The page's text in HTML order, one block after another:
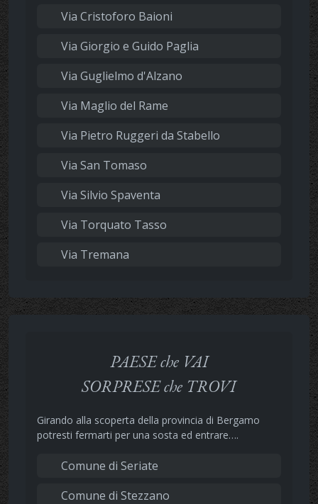
Via Cristoforo Baioni
Via Giorgio e Guido Paglia
Via Guglielmo d'Alzano
Via Maglio del Rame
Via Pietro Ruggeri da Stabello
Via San Tomaso
Via Silvio Spaventa
Via Torquato Tasso
Via Tremana
PAESE che VAI
SORPRESE che TROVI
Girando alla scoperta della provincia di Bergamo
potresti fermarti per una sosta ed entrare….
Comune di Seriate
Comune di Stezzano